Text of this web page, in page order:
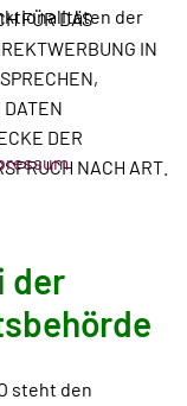
FÜR DAS
IN
DER
NACH ART.
der
steht den
der